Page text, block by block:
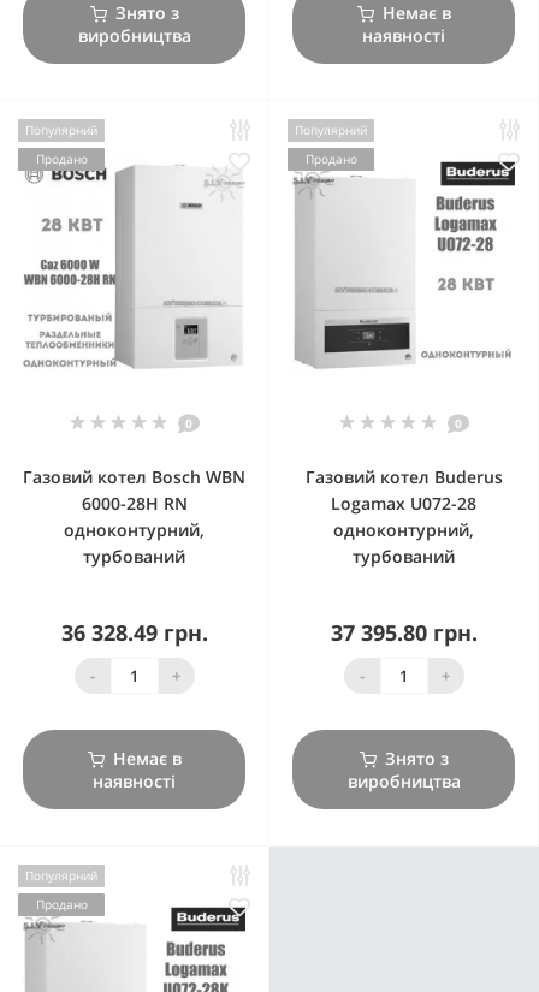
Знято з
виробництва
Немає в
наявності
Популярний
Продано
0
Газовий котел Bosch WBN
6000-28H RN
одноконтурний,
турбований
36 328.49 грн.
- +
Немає в
наявності
Популярний
Продано
0
Газовий котел Buderus
Logamax U072-28
одноконтурний,
турбований
37 395.80 грн.
- +
Знято з
виробництва
Популярний
Продано